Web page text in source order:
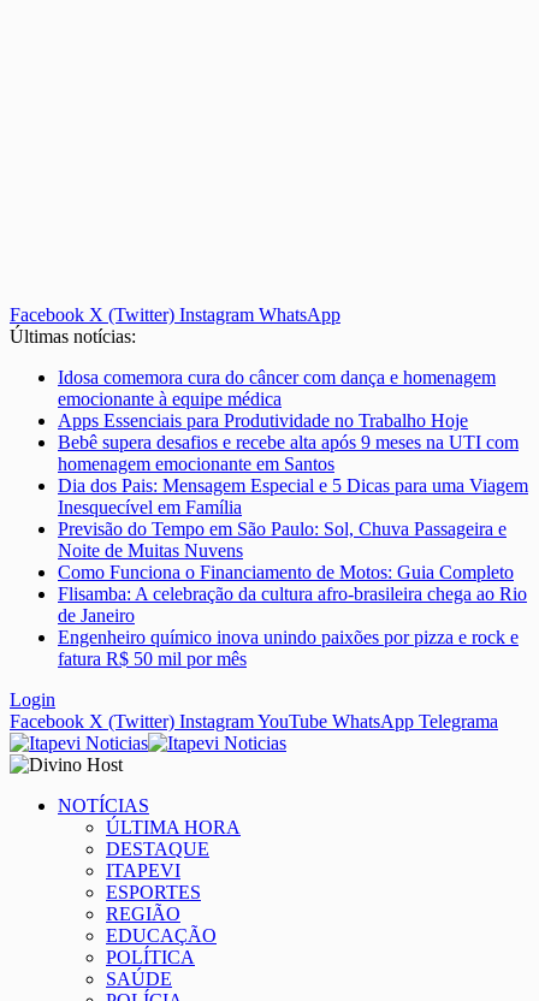
Facebook X (Twitter) Instagram WhatsApp
Últimas notícias:
Idosa comemora cura do câncer com dança e homenagem
emocionante à equipe médica
Apps Essenciais para Produtividade no Trabalho Hoje
Bebê supera desafios e recebe alta após 9 meses na UTI com
homenagem emocionante em Santos
Dia dos Pais: Mensagem Especial e 5 Dicas para uma Viagem
Inesquecível em Família
Previsão do Tempo em São Paulo: Sol, Chuva Passageira e
Noite de Muitas Nuvens
Como Funciona o Financiamento de Motos: Guia Completo
Flisamba: A celebração da cultura afro-brasileira chega ao Rio
de Janeiro
Engenheiro químico inova unindo paixões por pizza e rock e
fatura R$ 50 mil por mês
Login
Facebook X (Twitter) InstagramYouTube WhatsApp Telegrama
NOTÍCIAS
ÚLTIMA HORA
DESTAQUE
ITAPEVI
ESPORTES
REGIÃO
EDUCAÇÃO
POLÍTICA
SAÚDE